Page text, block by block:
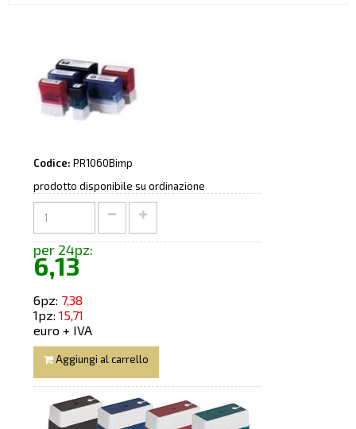
Codice: PR1060Bimp
prodotto disponibile su ordinazione
per 24pz:
6,13
6pz: 7,38
1pz: 15,71
euro + IVA
Aggiungi al carrello